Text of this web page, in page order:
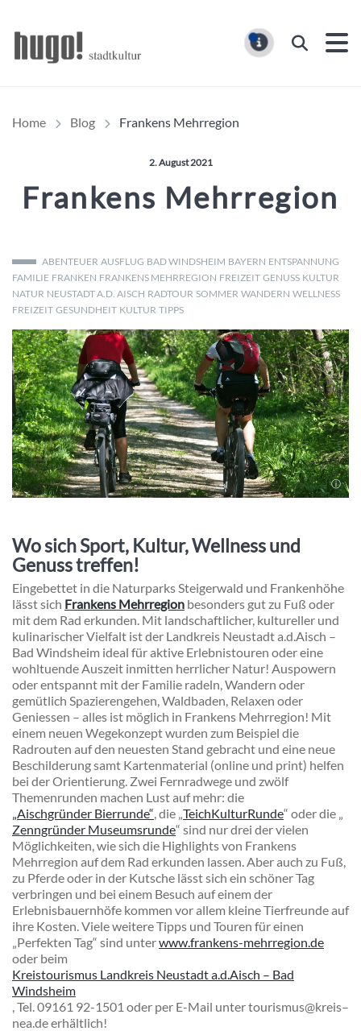
Suchen
Home Blog Frankens Mehrregion
Veröffentlicht am:
2. August 2021
Frankens Mehrregion
ABENTEUER AUSFLUG BAD WINDSHEIM BAYERN ENTSPANNUNG
FAMILIE FRANKEN FRANKENS MEHRREGION FREIZEIT GENUSS KULTUR
NATUR NEUSTADT A.D. AISCH RADTOUR SOMMER WANDERN WELLNESS
FREIZEIT GESUNDHEIT KULTUR TIPPS
Wo sich Sport, Kultur, Wellness und
Genuss treffen!
Eingebettet in die Naturparks Steigerwald und Frankenhöhe
lässt sich Frankens Mehrregion besonders gut zu Fuß oder
mit dem Rad erkunden. Mit landschaftlicher, kultureller und
kulinarischer Vielfalt ist der Landkreis Neustadt a.d.Aisch –
Bad Windsheim ideal füraktive Erlebnistouren odereine
wohltuende Auszeit inmitten herrlicher Natur! Auspowern
oder entspannt mit der Familie radeln, Wandern oder
gemütlich Spazierengehen, Waldbaden, Relaxen oder
Geniessen – alles ist möglich in Frankens Mehrregion! Mit
einem neuen Wegekonzept wurden zum Beispiel die
Radrouten auf den neuesten Stand gebracht und eine neue
Beschilderung samt Kartenmaterial (online und print) helfen
bei der Orientierung. Zwei Fernradwege und zwölf
Themenrunden machen Lust auf mehr: die
„Aischgründer Bierrunde“,die „TeichKulturRunde“ oder die „
Zenngründer Museumsrunde“ sind nur drei der vielen
Möglichkeiten, wie sich die Highlights von Frankens
Mehrregion auf dem Rad erkunden lassen. Aber auch zu Fuß,
zu Pferde oder in der Kutsche lässt sich ein schöner Tag
verbringen und bei einem Besuch auf einem der
Erlebnisbauernhöfe kommen vor allem kleine Tierfreunde auf
ihre Kosten. Viele weitere Tipps und Touren für einen
„Perfekten Tag“ sind unterwww.frankens-mehrregion.de
oder beim
Kreistourismus Landkreis Neustadt a.d.Aisch – Bad
Windsheim
, Tel. 09161 92-1501 oder per E-Mail unter tourismus@kreis–
nea.de erhältlich!